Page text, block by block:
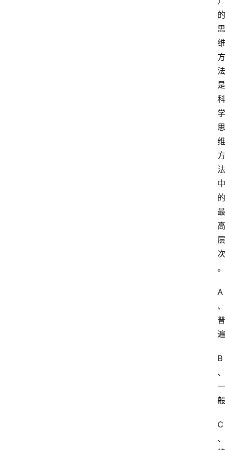
的
思
维
方
法
是
科
学
思
维
方
法
中
的
最
高
层
次
。
A
、
普
遍
B
、
一
般
C
、